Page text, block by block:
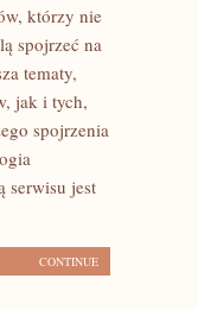
którzy nie
spojrzeć na
tematy,
jak i tych,
spojrzenia
serwisu jest
CONTINUE